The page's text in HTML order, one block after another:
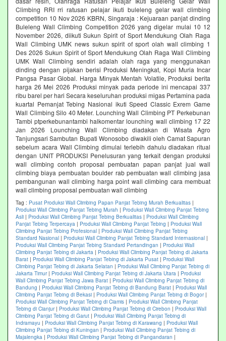
Climbing RRI rri ratusan pelajar ikuti buleleng gelar wall climbing
competition 10 Nov 2026 KBRN, Singaraja : Kejuaraan panjat dinding
Buleleng Wall Climbing Competition 2026 yang digelar mulai 10 12
November 2026, diikuti Sukun Spirit of Sport Mendukung Olah Raga
Wall Climbing UMK news sukun spirit of sport olah wall climbing 1
Des 2026 Sukun Spirit of Sport Mendukung Olah Raga Wall Climbing
UMK Wall Climbing sendiri adalah olah raga yang menggunakan
dinding dengan pijakan berisi Produksi Meningkat, Kopi Muria Incar
Pangsa Pasar Global. Harga Minyak Mentah Volatile, Produksi berita
harga 26 Mei 2026 Produksi minyak pada periode ini mencapai 337
ribu barel per hari Secara keseluruhan produksi migas Pertamina pada
kuartal Pemanjat Tebing Nasional ikuti Speed Classic Exrem Game
Wall Climbing Silo 40 Meter. Lounching Wall Climbing PT Perkebunan
Tambi ptperkebunantambi halkomentar lounching wall climbing 17 22
Jan 2026 Lounching Wall Climbing diadakan di Wisata Agro
Tanjungsari Sambutan Bupati Wonosobo diwakili oleh Camat Sapuran
sebelum acara Wall Climbing dimulai terlebih dahulu diadakan ritual
dengan UNIT PRODUKSI Penelusuran yang terkait dengan produksi
wall climbing contoh proposal pembuatan papan panjat jual wall
climbing biaya pembuatan boulder rab pembuatan wall climbing jasa
pembangunan wall climbing harga point wall climbing cara membuat
wall climbing proposal pembuatan wall climbing
Tag : Pusat Produksi Wall Climbing Papan Panjat Tebing Murah Berkualitas |
Produksi Wall Climbing Panjat Tebing Murah | Produksi Wall Climbing Panjat Tebing
Asli | Produksi Wall Climbing Panjat Tebing Berkualitas | Produksi Wall Climbing
Panjat Tebing Terpercaya | Produksi Wall Climbing Panjat Tebing | Produksi Wall
Climbing Panjat Tebing Profesional | Produksi Wall Climbing Panjat Tebing
Standard Nasional | Produksi Wall Climbing Panjat Tebing Standard Internasional |
Produksi Wall Climbing Panjat Tebing Standard Pertandingan | Produksi Wall
Climbing Panjat Tebing di Jakarta | Produksi Wall Climbing Panjat Tebing di Jakarta
Barat | Produksi Wall Climbing Panjat Tebing di Jakarta Pusat | Produksi Wall
Climbing Panjat Tebing di Jakarta Selatan | Produksi Wall Climbing Panjat Tebing di
Jakarta Timur| Produksi Wall Climbing Panjat Tebing di Jakarta Utara | Produksi
Wall Climbing Panjat Tebing Jawa Barat | Produksi Wall Climbing Panjat Tebing di
Bandung | Produksi Wall Climbing Panjat Tebing di Bandung Barat | Produksi Wall
Climbing Panjat Tebing di Bekasi | Produksi Wall Climbing Panjat Tebing di Bogor|
Produksi Wall Climbing Panjat Tebing di Ciamis | Produksi Wall Climbing Panjat
Tebing di Cianjur| Produksi Wall Climbing Panjat Tebing di Cirebon | Produksi Wall
Climbing Panjat Tebing di Garut | Produksi Wall Climbing Panjat Tebing di
Indramayu | Produksi Wall Climbing Panjat Tebing di Karawang | Produksi Wall
Climbing Panjat Tebing di Kuningan | Produksi Wall Climbing Panjat Tebing di
Majalengka | Produksi Wall Climbing Panjat Tebing di Pangandaran |